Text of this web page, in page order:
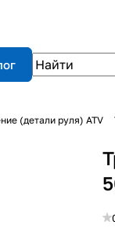
(детали руля) ATV